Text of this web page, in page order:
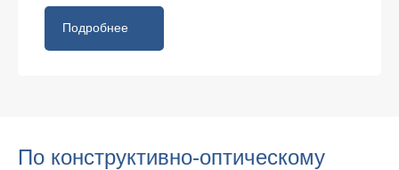
Подробнее
По конструктивно-оптическому